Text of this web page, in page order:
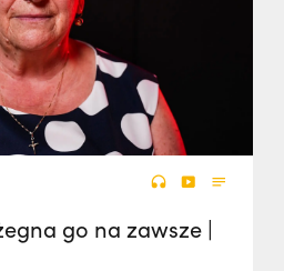
go na zawsze |